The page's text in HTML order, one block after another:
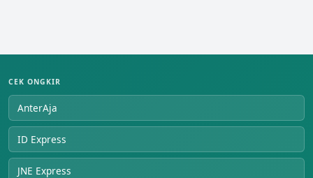
CEK ONGKIR
AnterAja
ID Express
JNE Express